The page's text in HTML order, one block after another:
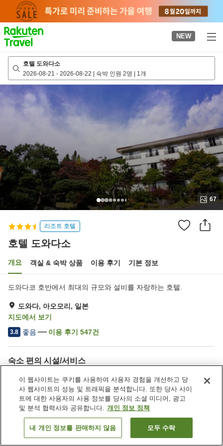
page
NEW
호텔 도와다소
2026-08-21 - 2026-08-22 | 숙박 인원 2명 | 1개
67
리조트 호텔
호텔 도와다소
개요 객실 & 숙박 상품 이용 후기 기본 정보
도와다코 호반에서 최대의 규모와 설비를 자랑하는 호텔.
도와다, 아오모리, 일본
지도에서 보기
3.8 좋음 이용 후기 547건
숙소 편의 시설/서비스
주차장
스파 / 미용실
라운지
바
일본 아오모리 도와다 호텔 도와다소
객실 보기
이 웹사이트는 쿠키를 사용하여 사용자 경험을 개선하고 당
사 웹사이트의 성능 및 트래픽을 분석합니다. 또한 당사 사이
트에 대한 사용자의 사용 정보를 당사의 소셜 미디어, 광고
및 분석 협력사와 공유합니다. 개인 정보 정책
내 개인 정보를 판매하지 않음 모두 수락